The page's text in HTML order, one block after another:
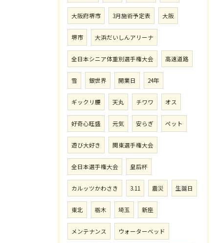
大阪府堺市 3月施術予定表 大阪
堺市 大浜だいしんアリーナ
全日本シニア体重別選手権大会 高速道路
雪 銀世界 開業日 24年
ギックリ腰 天丸 チワワ オス
好奇心旺盛 元気 安らぎ ペット
遊び大好き 関東選手権大会
全日本選手権大会 皇后杯
カルッツかわさき 3.11 震災 生誕日
東北 栃木 埼玉 新座
メンテナンス ウォーターベッド